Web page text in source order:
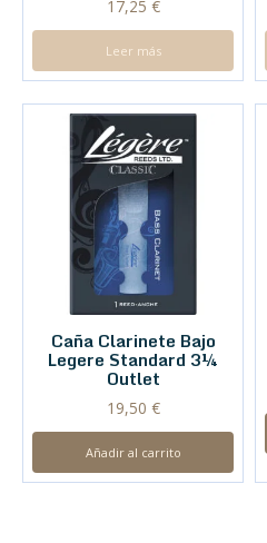
17,25 €
Leer más
Caña Clarinete Bajo
Legere Standard 3¼
Outlet
19,50 €
Añadir al carrito